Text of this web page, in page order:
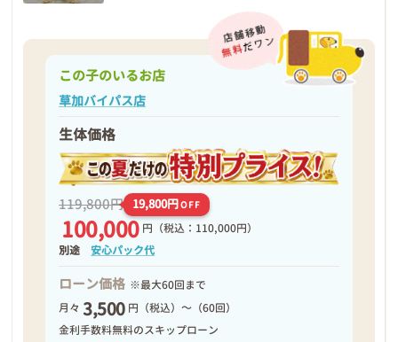
この子のいるお店
草加バイパス店
生体価格
119,800円 19,800円OFF
100,000 円 （税込：110,000円）
別途安心パック代
ローン価格 ※最大60回まで
月々 3,500 円（税込）～（60回）
金利手数料無料のスキップローン